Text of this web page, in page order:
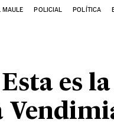
MAULE POLICIAL POLÍTICA
es